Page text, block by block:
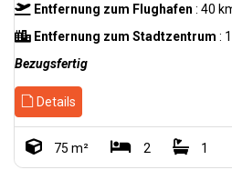
Entfernung zum Flughafen : 40
Entfernung zum Stadtzentrum :
Bezugsfertig
Details
75 m² 2 1